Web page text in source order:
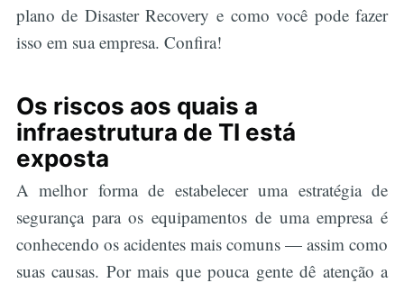
plano de Disaster Recovery e como você pode fazer
isso em sua empresa. Confira!
Os riscos aos quais a
infraestrutura de TI está
exposta
A melhor forma de estabelecer uma estratégia de
segurança para os equipamentos de uma empresa é
conhecendo os acidentes mais comuns — assim como
suas causas. Por mais que pouca gente dê atenção a